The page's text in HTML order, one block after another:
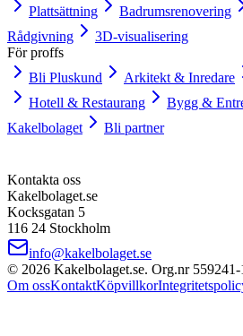
Plattsättning
Badrumsrenovering
Rådgivning
3D-visualisering
För proffs
Bli Pluskund
Arkitekt & Inredare
Hotell & Restaurang
Bygg &
Kakelbolaget
Bli partner
Kontakta oss
Kakelbolaget.se
Kocksgatan 5
116 24 Stockholm
info@kakelbolaget.se
© 2026 Kakelbolaget.se. Org.nr 559241‑
Om ossKontaktKöpvillkor